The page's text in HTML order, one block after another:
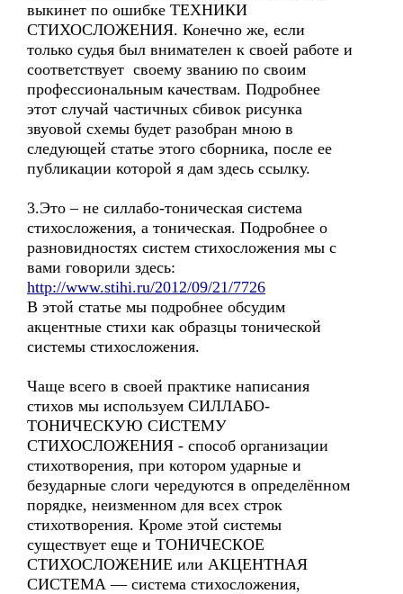
выкинет по ошибке ТЕХНИКИ
СТИХОСЛОЖЕНИЯ. Конечно же, если
только судья был внимателен к своей работе и
соответствует своему званию по своим
профессиональным качествам. Подробнее
этот случай частичных сбивок рисунка
звуовой схемы будет разобран мною в
следующей статье этого сборника, после ее
публикации которой я дам здесь ссылку.
3.Это – не силлабо-тоническая система
стихосложения, а тоническая. Подробнее о
разновидностях систем стихосложения мы с
вами говорили здесь:
http://www.stihi.ru/2012/09/21/7726
В этой статье мы подробнее обсудим
акцентные стихи как образцы тонической
системы стихосложения.
Чаще всего в своей практике написания
стихов мы используем СИЛЛАБО-
ТОНИЧЕСКУЮ СИСТЕМУ
СТИХОСЛОЖЕНИЯ - способ организации
стихотворения, при котором ударные и
безударные слоги чередуются в определённом
порядке, неизменном для всех строк
стихотворения. Кроме этой системы
существует еще и ТОНИЧЕСКОЕ
СТИХОСЛОЖЕНИЕ или АКЦЕНТНАЯ
СИСТЕМА — система стихосложения,